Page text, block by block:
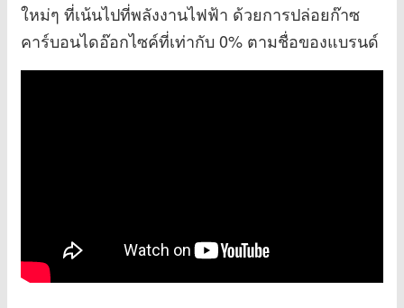
ใหม่ๆ ที่เน้นไปที่พลังงานไฟฟ้า ด้วยการปล่อยก๊าซ
คาร์บอนไดอ๊อกไซค์ที่เท่ากับ 0% ตามชื่อของแบรนด์